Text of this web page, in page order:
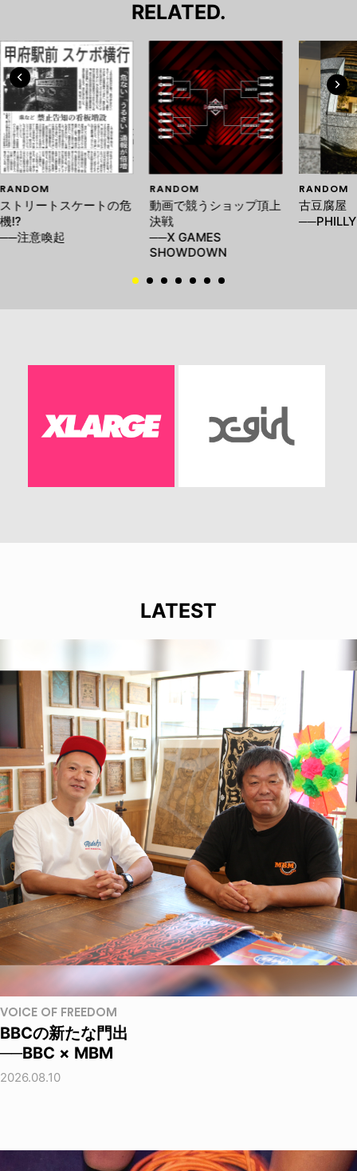
RELATED.
RANDOM
ストリートスケートの危
機!?
──注意喚起
RANDOM
動画で競うショップ頂上
決戦
──X GAMES
SHOWDOWN
RANDOM
古豆腐屋
LATEST
VOICE OF FREEDOM
BBCの新たな門出
──BBC × MBM
2026.08.10